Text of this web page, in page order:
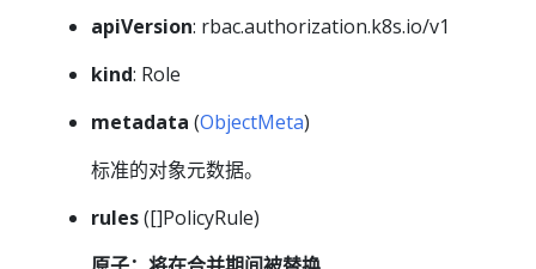
apiVersion: rbac.authorization.k8s.io/v1
kind: Role
metadata (ObjectMeta)
标准的对象元数据。
rules([]PolicyRule)